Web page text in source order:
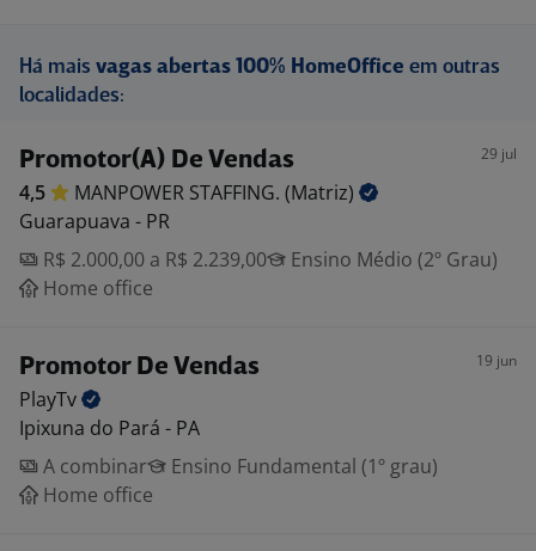
Há mais vagas abertas 100% HomeOffice em outras
localidades:
Promotor(A) De Vendas 29 jul
4,5 MANPOWER STAFFING. (Matriz)
Guarapuava - PR
R$ 2.000,00 a R$ 2.239,00
Ensino Médio (2º Grau)
Home office
Promotor De Vendas 19 jun
PlayTv
Ipixuna do Pará - PA
A combinar
Ensino Fundamental (1º grau)
Home office